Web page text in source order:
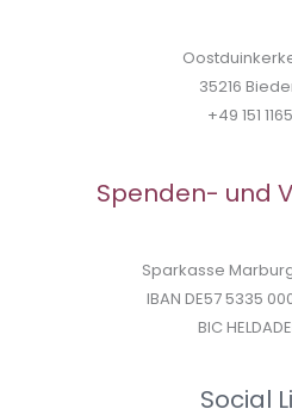
35216
+49 151
Spenden- und
Sparkasse
IBAN DE57 5335
BIC
Social